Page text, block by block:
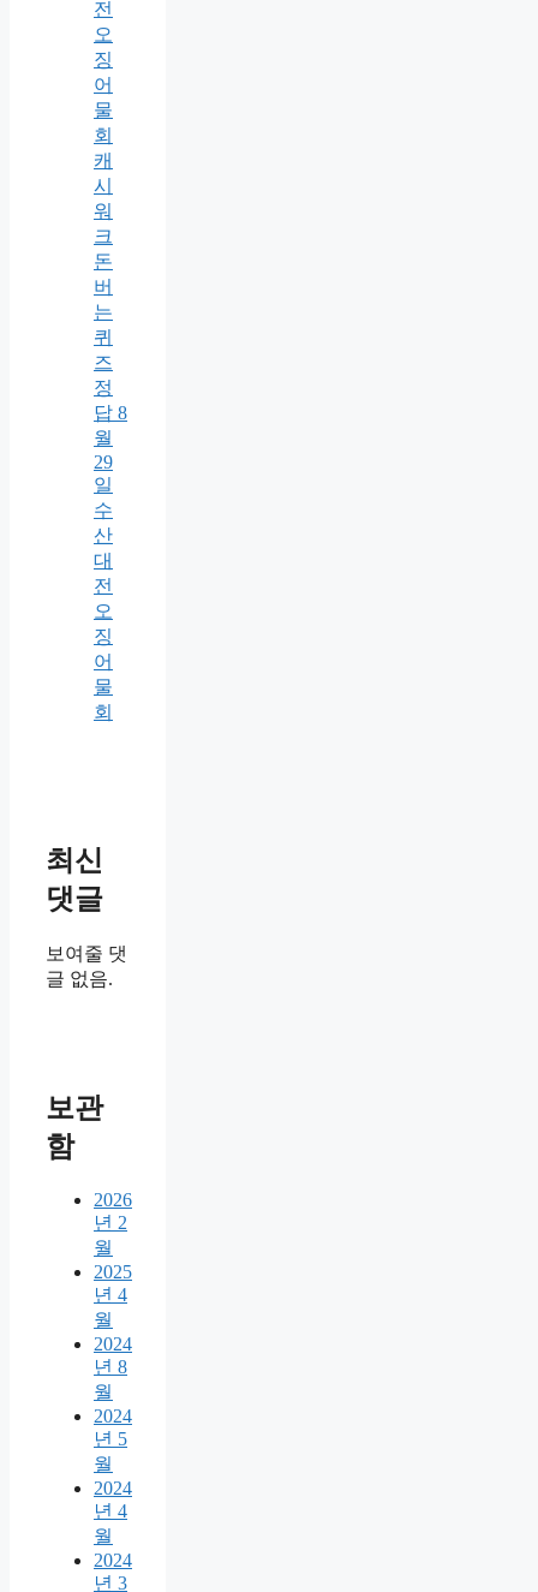
전
오
징
어
물
회
캐
시
워
크
돈
버
는
퀴
즈
정
답 8
월
29
일
수
산
대
전
오
징
어
물
회
최신
댓글
보여줄 댓
글 없음.
보관
함
2026
년 2
월
2025
년 4
월
2024
년 8
월
2024
년 5
월
2024
년 4
월
2024
년 3